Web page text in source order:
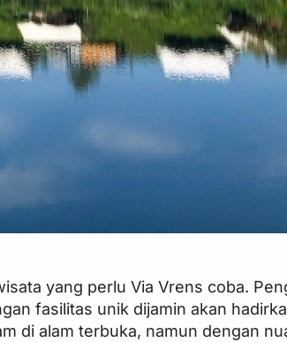
yang perlu Via Vrens coba.
fasilitas unik dijamin akan
di alam terbuka, namun dengan